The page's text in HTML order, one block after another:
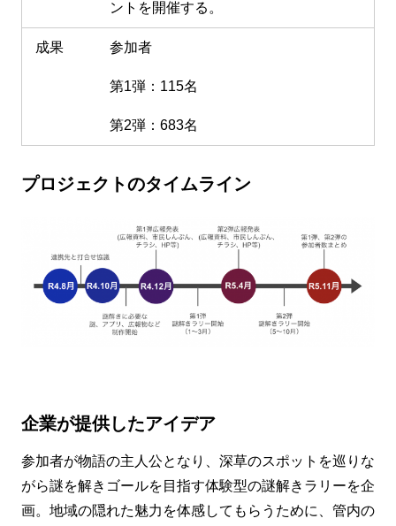
ントを開催する。
成果 参加者
第1弾：115名
第2弾：683名
プロジェクトのタイムライン
企業が提供したアイデア
参加者が物語の主人公となり、深草のスポットを巡りな
がら謎を解きゴールを目指す体験型の謎解きラリーを企
画。地域の隠れた魅力を体感してもらうために、管内の